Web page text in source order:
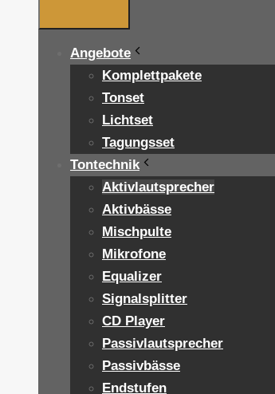
Angebote
Komplettpakete
Tonset
Lichtset
Tagungsset
Tontechnik
Aktivlautsprecher
Aktivbässe
Mischpulte
Mikrofone
Equalizer
Signalsplitter
CD Player
Passivlautsprecher
Passivbässe
Endstufen